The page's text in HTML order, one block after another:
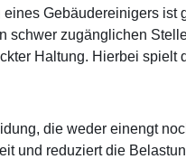
eines Gebäudereinigers ist
schwer zugänglichen
Haltung. Hierbei spielt
die weder einengt
und reduziert die